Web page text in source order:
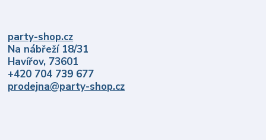
party-shop.cz
Na nábřeží 18/31
Havířov, 73601
+420 704 739 677
prodejna@party-shop.cz